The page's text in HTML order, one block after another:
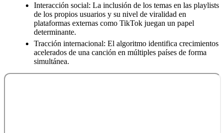
Interacción social: La inclusión de los temas en las playlists
de los propios usuarios y su nivel de viralidad en
plataformas externas como TikTok juegan un papel
determinante.
Tracción internacional: El algoritmo identifica crecimientos
acelerados de una canción en múltiples países de forma
simultánea.